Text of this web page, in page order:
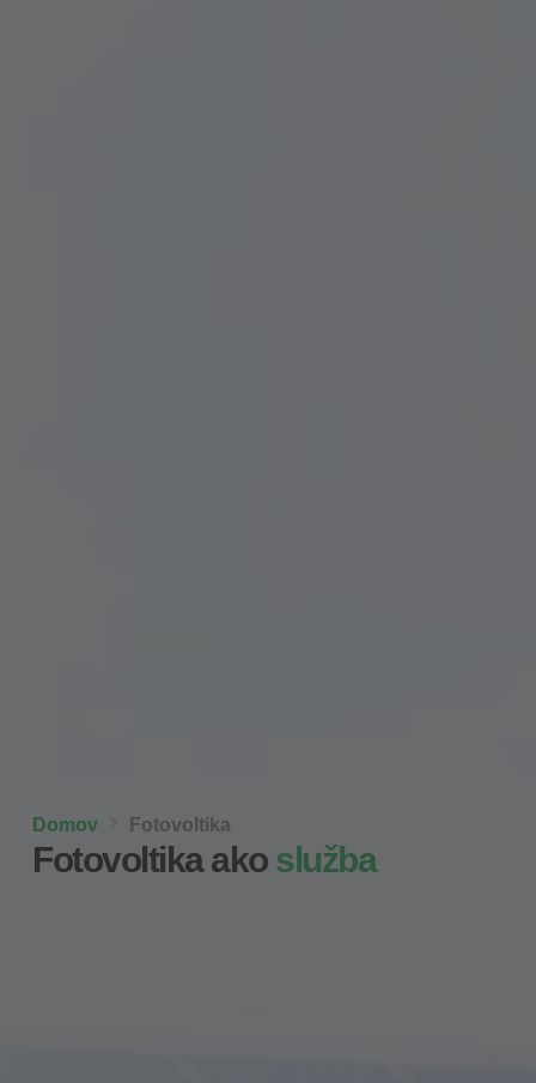
Domov Fotovoltika
Fotovoltika akoslužba